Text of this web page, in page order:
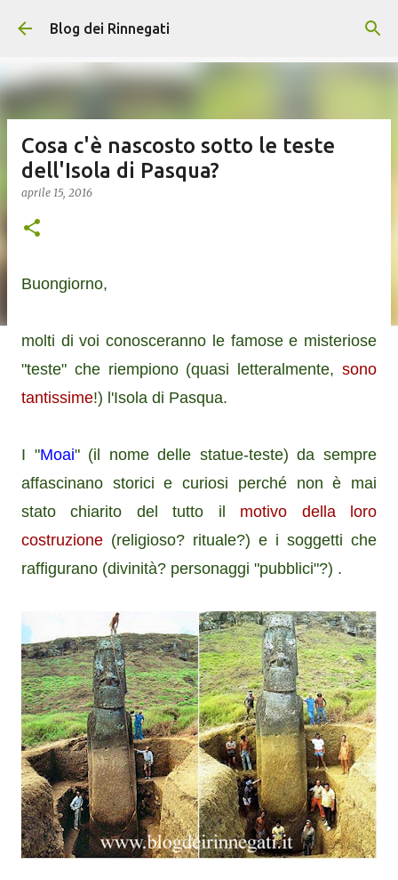
Passa ai contenuti principali
Blog dei Rinnegati
Cosa c'è nascosto sotto le teste
dell'Isola di Pasqua?
aprile 15, 2016
Buongiorno,
molti di voi conosceranno le famose e misteriose
"teste" che riempiono (quasi letteralmente, sono
tantissime!) l'Isola di Pasqua.
I "Moai" (il nome delle statue-teste) da sempre
affascinano storici e curiosi perché non è mai
stato chiarito del tutto il motivo della loro
costruzione (religioso? rituale?) e i soggetti che
raffigurano (divinità? personaggi "pubblici"?) .